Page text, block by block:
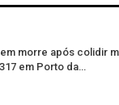
morre após colidir
em Porto da…